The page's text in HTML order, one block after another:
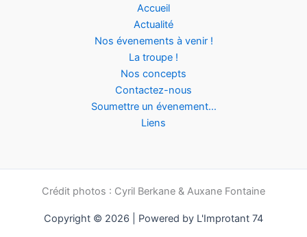
Accueil
Actualité
Nos évenements à venir !
La troupe !
Nos concepts
Contactez-nous
Soumettre un évenement…
Liens
Crédit photos : Cyril Berkane & Auxane Fontaine
Copyright © 2026 | Powered by L'Improtant 74